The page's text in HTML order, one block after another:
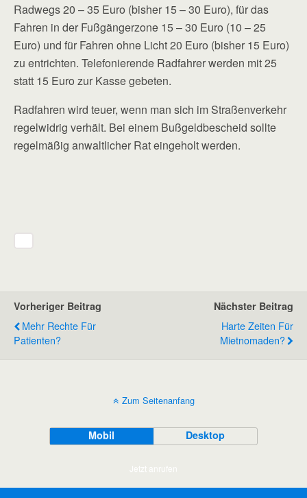
Radwegs 20 – 35 Euro (bisher 15 – 30 Euro), für das
Fahren in der Fußgängerzone 15 – 30 Euro (10 – 25
Euro) und für Fahren ohne Licht 20 Euro (bisher 15 Euro)
zu entrichten. Telefonierende Radfahrer werden mit 25
statt 15 Euro zur Kasse gebeten.
Radfahren wird teuer, wenn man sich im Straßenverkehr
regelwidrig verhält. Bei einem Bußgeldbescheid sollte
regelmäßig anwaltlicher Rat eingeholt werden.
Vorheriger Beitrag
Mehr Rechte Für
Patienten?
Nächster Beitrag
Harte Zeiten Für
Mietnomaden?
Zum Seitenanfang
Mobil Desktop
Jetzt anrufen